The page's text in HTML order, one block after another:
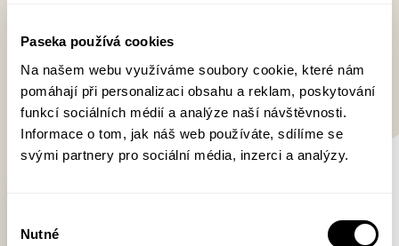
Paseka používá cookies
Na našem webu využíváme soubory cookie, které nám
pomáhají při personalizaci obsahu a reklam, poskytování
funkcí sociálních médií a analýze naší návštěvnosti.
Informace o tom, jak náš web používáte, sdílíme se
svými partnery pro sociální média, inzerci a analýzy.
souhlasu
Nutné
hudba…
Do tašky za 359 Kč
Více informací